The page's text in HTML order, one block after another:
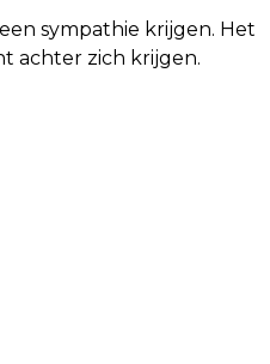
sympathie krijgen. Het
achter zich krijgen.